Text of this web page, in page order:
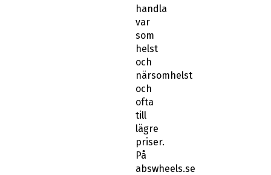
handla
var
som
helst
och
närsomhelst
och
ofta
till
lägre
priser.
På
abswheels.se